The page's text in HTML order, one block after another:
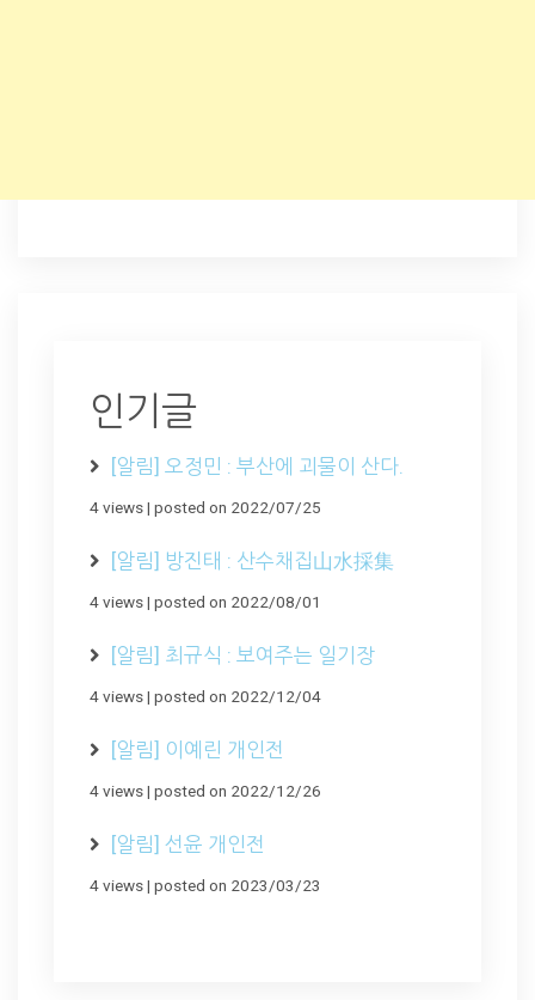
인기글
[알림] 오정민 : 부산에 괴물이 산다.
4 views| posted on 2022/07/25
[알림] 방진태 : 산수채집山水採集
4 views| posted on 2022/08/01
[알림] 최규식 : 보여주는 일기장
4 views| posted on 2022/12/04
[알림] 이예린 개인전
4 views| posted on 2022/12/26
[알림] 선윤 개인전
4 views| posted on 2023/03/23